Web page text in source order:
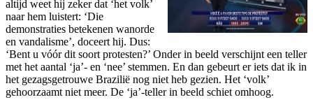
altijd weet hij zeker dat ‘het volk’
naar hem luistert: ‘Die
demonstraties betekenen wanorde
en vandalisme’, doceert hij. Dus:
‘Bent u vóór dit soort protesten?’ Onder in beeld verschijnt een teller
met het aantal ‘ja’- en ‘nee’ stemmen. En dan gebeurt er iets dat ik in
het gezagsgetrouwe Brazilië nog niet heb gezien. Het ‘volk’
gehoorzaamt niet meer. De ‘ja’-teller in beeld schiet omhoog.